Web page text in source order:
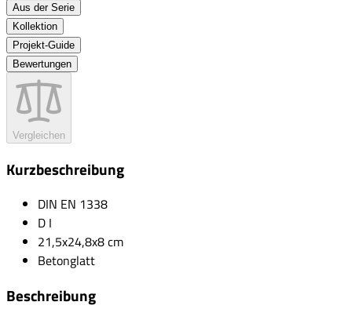
Aus der Serie
Kollektion
Projekt-Guide
Bewertungen
Vergleichen
Kurzbeschreibung
DIN EN 1338
D I
21,5x24,8x8 cm
Betonglatt
Beschreibung